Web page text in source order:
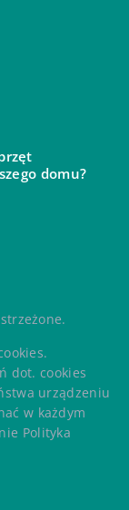
domu?
dot. cookies
urządzeniu
w każdym
Polityka